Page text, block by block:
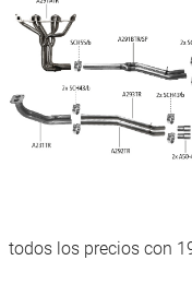
todos los precios con